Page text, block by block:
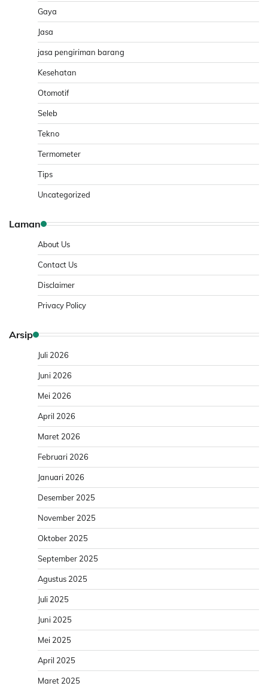
Gaya
Jasa
jasa pengiriman barang
Kesehatan
Otomotif
Seleb
Tekno
Termometer
Tips
Uncategorized
Laman
About Us
Contact Us
Disclaimer
Privacy Policy
Arsip
Juli 2026
Juni 2026
Mei 2026
April 2026
Maret 2026
Februari 2026
Januari 2026
Desember 2025
November 2025
Oktober 2025
September 2025
Agustus 2025
Juli 2025
Juni 2025
Mei 2025
April 2025
Maret 2025